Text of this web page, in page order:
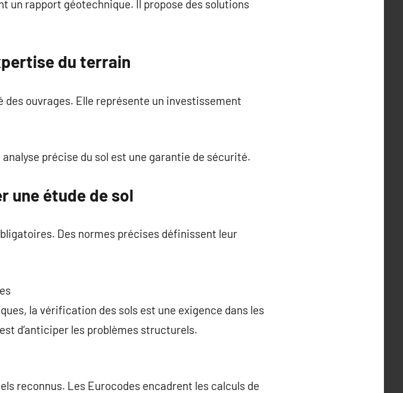
un rapport géotechnique. Il propose des solutions
du terrain
ouvrages. Elle représente un investissement
précise du sol est une garantie de sécurité.
une étude de sol
Des normes précises définissent leur
la vérification des sols est une exigence dans les
d’anticiper les problèmes structurels.
reconnus. Les Eurocodes encadrent les calculs de